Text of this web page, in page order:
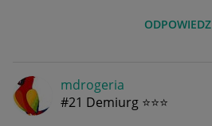
ODPOWIEDZ
mdrogeria
#21 Demiurg ⭐⭐⭐